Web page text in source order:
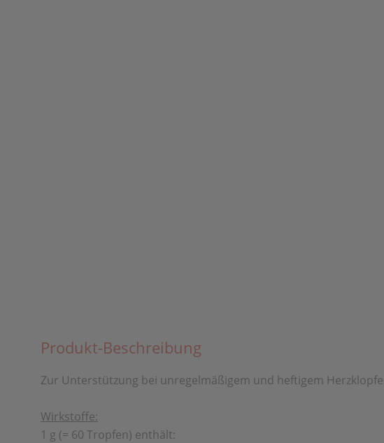
Produkt-Beschreibung
Zur Unterstützung bei unregelmäßigem und heftigem
Wirkstoffe:
1 g (= 60 Tropfen) enthält: